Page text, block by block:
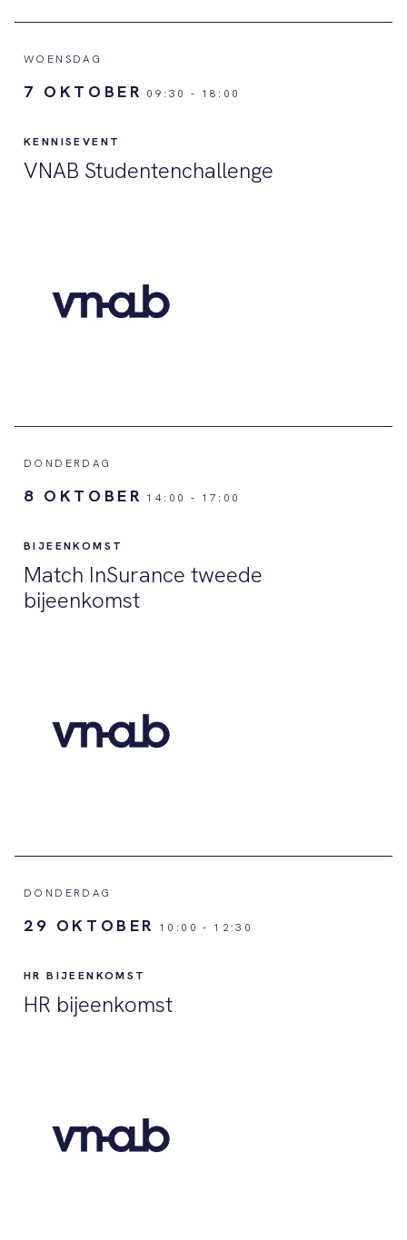
WOENSDAG
7 OKTOBER 09:30 - 18:00
KENNISEVENT
VNAB Studentenchallenge
DONDERDAG
8 OKTOBER 14:00 - 17:00
BIJEENKOMST
Match InSurance tweede
bijeenkomst
DONDERDAG
29 OKTOBER 10:00 - 12:30
HR BIJEENKOMST
HR bijeenkomst